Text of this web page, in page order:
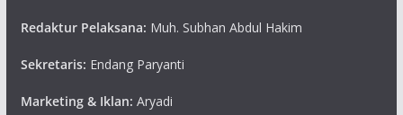
Redaktur Pelaksana: Muh. Subhan Abdul Hakim
Sekretaris: Endang Paryanti
Marketing & Iklan: Aryadi